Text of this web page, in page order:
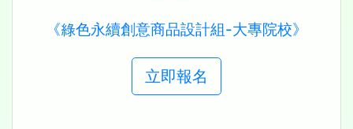
《綠色永續創意商品設計組-大專院校》
立即報名